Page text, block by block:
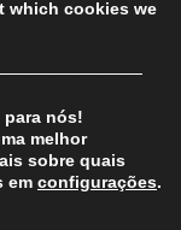
which cookies we
para nós!
melhor
sobre quais
em configurações.